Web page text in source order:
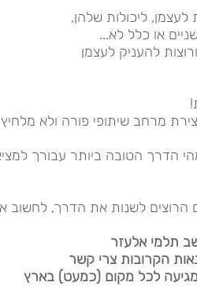
ליכולות שלהן,
או כלל לא...
להעניק לעצמן
!
מרחב שיתופי פורה ולא
הדרך הטובה ביותר עבורך
הרוצים לשנות את הדרך, לחשוב
תלמי אלעזר
הקרובות צרי קשר
לכל מקום (כמעט) בארץ